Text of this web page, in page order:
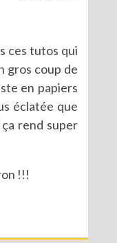
ces tutos qui
gros coup de
en papiers
éclatée que
rend super
!!!